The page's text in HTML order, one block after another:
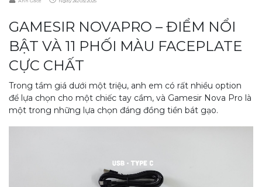
GAMESIR NOVAPRO – ĐIỂM NỔI
BẬT VÀ 11 PHỐI MÀU FACEPLATE
CỰC CHẤT
Trong tầm giá dưới một triệu, anh em có rất nhiều option
để lựa chọn cho một chiếc tay cầm, và Gamesir Nova Pro là
một trong những lựa chọn đáng đồng tiền bát gạo.